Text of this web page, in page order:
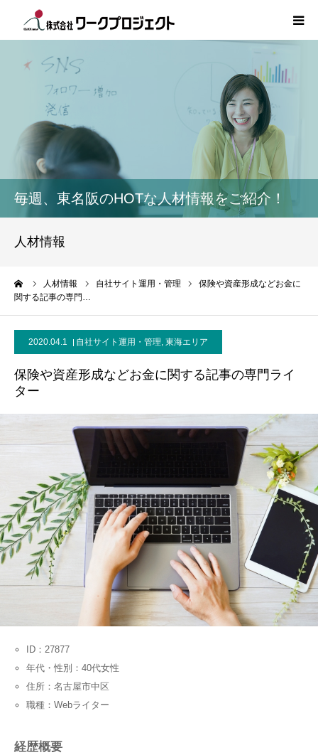
毎週、東名阪のHOTな人材情報をご紹介！
人材情報
人材情報 自社サイト運用・管理
保険や資産形成などお金に
関する記事の専門…
2020.04.1 自社サイト運用・管理, 東海エリア
保険や資産形成などお金に関する記事の専門ライ
ター
ID：27877
年代・性別：40代女性
住所：名古屋市中区
職種：Webライター
経歴概要
TOP
初めての方
サービス
活用事例
インタビュー
お問い合わせ